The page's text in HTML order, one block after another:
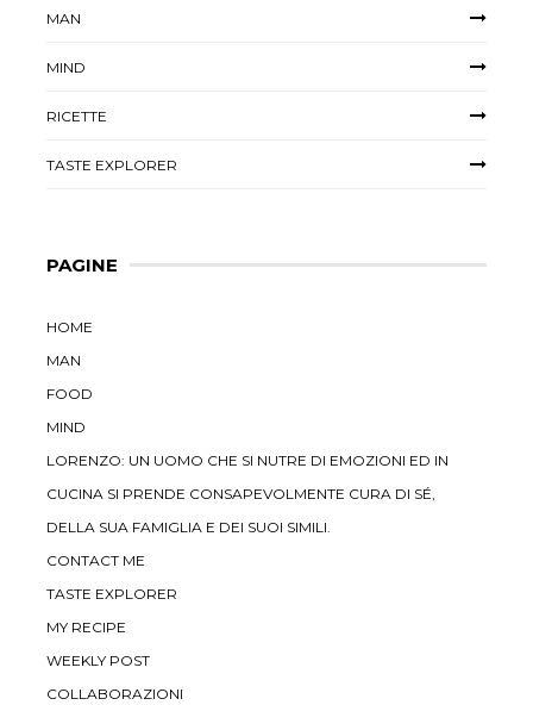
MAN
MIND
RICETTE
TASTE EXPLORER
PAGINE
HOME
MAN
FOOD
MIND
LORENZO: UN UOMO CHE SI NUTRE DI EMOZIONI ED IN
CUCINA SI PRENDE CONSAPEVOLMENTE CURA DI SÉ,
DELLA SUA FAMIGLIA E DEI SUOI SIMILI.
CONTACT ME
TASTE EXPLORER
MY RECIPE
WEEKLY POST
COLLABORAZIONI